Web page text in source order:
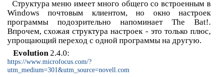
Структура меню имеет много общего со встроенным в
Windows почтовым клиентом, но окно настроек
программы подозрительно напоминает The Bat!.
Впрочем, схожая структура настроек - это только плюс,
упрощающий переход с одной программы на другую.
Evolution2.4.0:
https://www.microfocus.com/?
utm_medium=301&utm_source=novell.com